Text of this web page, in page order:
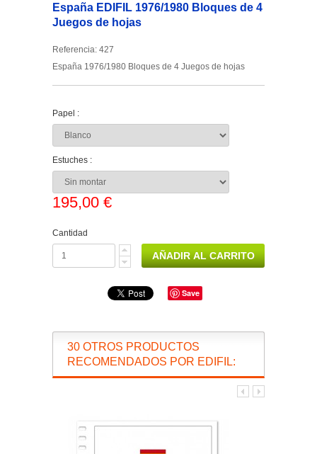
España EDIFIL 1976/1980 Bloques de 4
Juegos de hojas
Referencia: 427
España 1976/1980 Bloques de 4 Juegos de hojas
Papel :
Estuches :
195,00 €
Cantidad
Save
30 OTROS PRODUCTOS
RECOMENDADOS POR EDIFIL: